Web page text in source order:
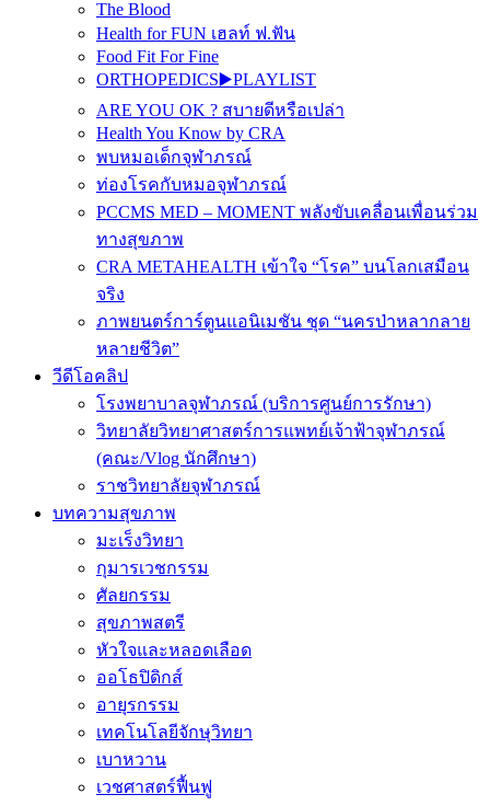
The Blood
Health for FUN เฮลท์ ฟ.ฟัน
Food Fit For Fine
ORTHOPEDICS▶️PLAYLIST
ARE YOU OK ? สบายดีหรือเปล่า
Health You Know by CRA
พบหมอเด็กจุฬาภรณ์
ท่องโรคกับหมอจุฬาภรณ์
PCCMS MED – MOMENT พลังขับเคลื่อนเพื่อนร่วม
ทางสุขภาพ
CRA METAHEALTH เข้าใจ “โรค” บนโลกเสมือน
จริง
ภาพยนตร์การ์ตูนแอนิเมชัน ชุด “นครป่าหลากลาย
หลายชีวิต”
วีดีโอคลิป
โรงพยาบาลจุฬาภรณ์ (บริการศูนย์การรักษา)
วิทยาลัยวิทยาศาสตร์การแพทย์เจ้าฟ้าจุฬาภรณ์
(คณะ/Vlog นักศึกษา)
ราชวิทยาลัยจุฬาภรณ์
บทความสุขภาพ
มะเร็งวิทยา
กุมารเวชกรรม
ศัลยกรรม
สุขภาพสตรี
หัวใจและหลอดเลือด
ออโธปิดิกส์
อายุรกรรม
เทคโนโลยีจักษุวิทยา
เบาหวาน
เวชศาสตร์ฟื้นฟู